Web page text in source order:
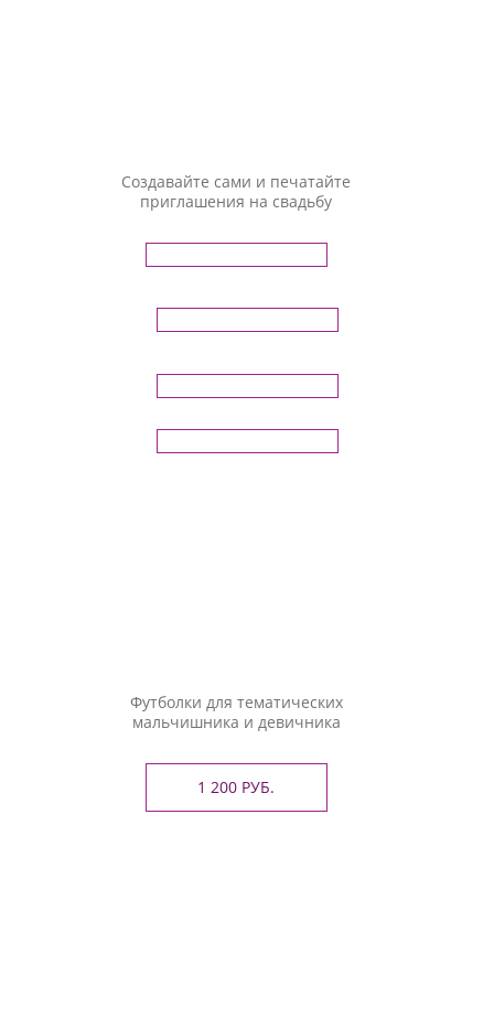
Создавайте сами и печатайте
приглашения на свадьбу
Футболки для тематических
мальчишника и девичника
1 200 РУБ.